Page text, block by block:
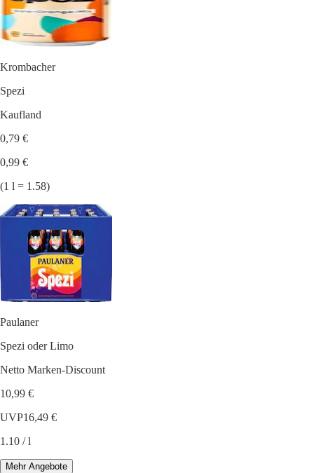
Krombacher
Spezi
Kaufland
0,79 €
0,99 €
(1 l = 1.58)
Paulaner
Spezi oder Limo
Netto Marken-Discount
10,99 €
UVP16,49 €
1.10 / l
Mehr Angebote